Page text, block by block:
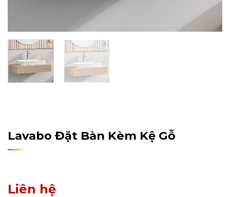
Lavabo Đặt Bàn Kèm Kệ Gỗ
Liên hệ